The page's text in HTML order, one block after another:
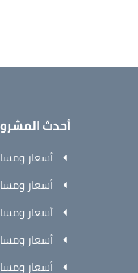
أحدث
أسعار
أسعار
أسعار
أسعار
أسعار